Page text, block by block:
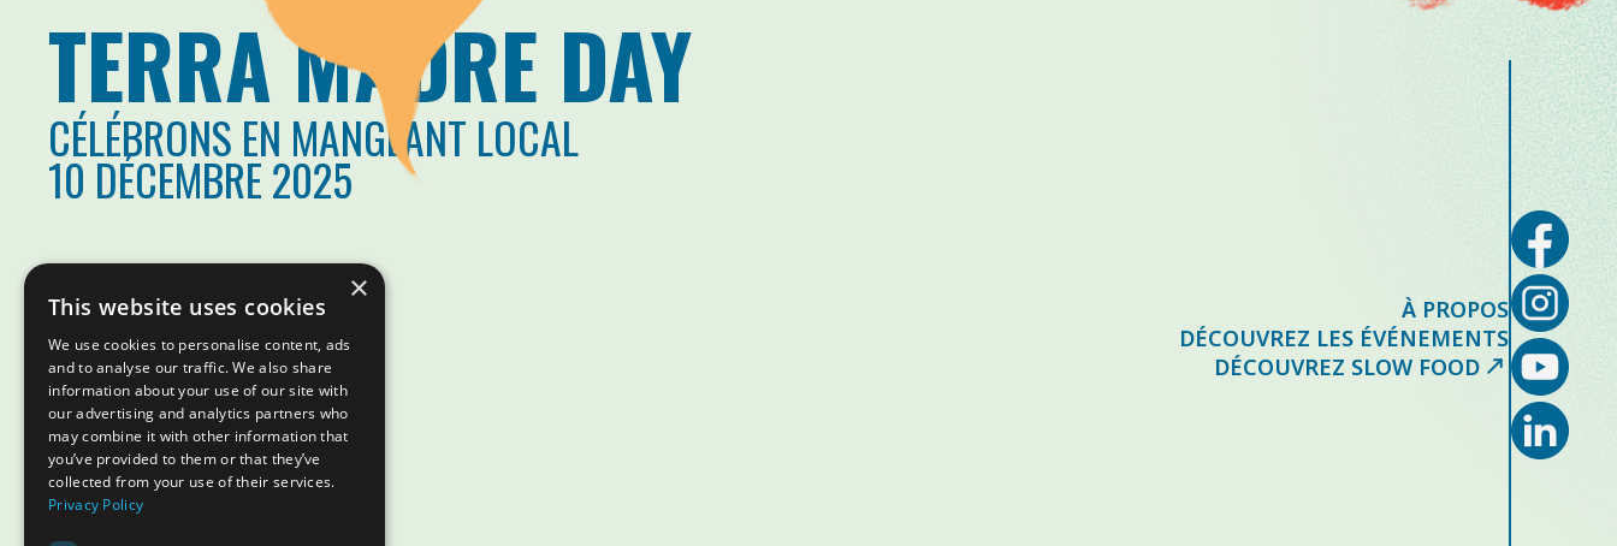
TERRA MADRE DAY
CÉLÉBRONS EN MANGEANT LOCAL
10 DÉCEMBRE 2025
À PROPOS
DÉCOUVREZ LES ÉVÉNEMENTS
DÉCOUVREZ SLOW FOOD
×
This website uses cookies
We use cookies to personalise content, ads
and to analyse our traffic. We also share
information about your use of our site with
our advertising and analytics partners who
may combine it with other information that
you’ve provided to them or that they’ve
collected from your use of their services.
Privacy Policy